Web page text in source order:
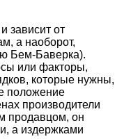
зависит от
а наоборот,
Бем-Баверка).
или факторы,
которые нужны,
положение
производители
продавцом, он
а издержками